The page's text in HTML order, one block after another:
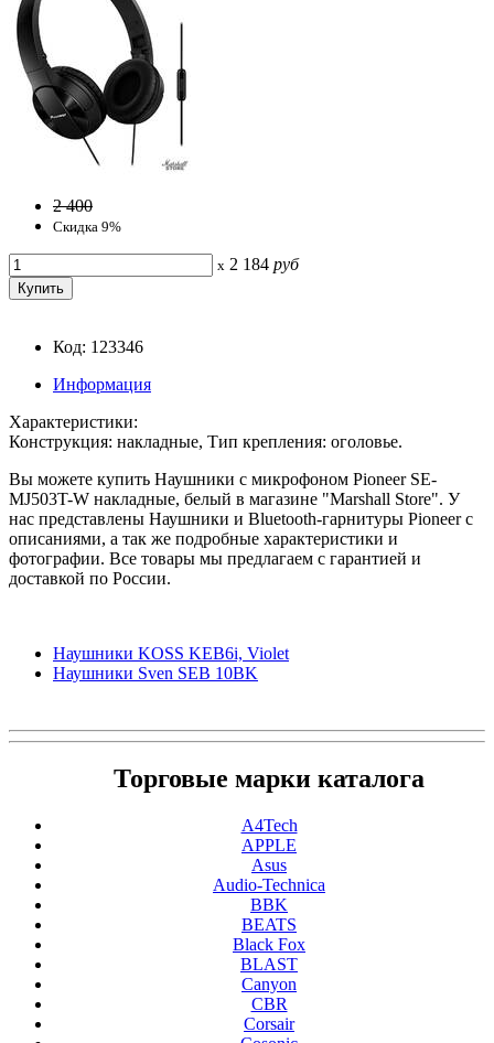
2 400
Скидка 9%
x 2 184 руб
Код: 123346
Информация
Характеристики:
Конструкция: накладные, Тип крепления: оголовье.
Вы можете купить Наушники с микрофоном Pioneer SE-
MJ503T-W накладные, белый в магазине "Marshall Store". У
нас представлены Наушники и Bluetooth-гарнитуры Pioneer с
описаниями, а так же подробные характеристики и
фотографии. Все товары мы предлагаем с гарантией и
доставкой по России.
Наушники KOSS KEB6i, Violet
Наушники Sven SEB 10BK
Торговые марки каталога
A4Tech
APPLE
Asus
Audio-Technica
BBK
BEATS
Black Fox
BLAST
Canyon
CBR
Corsair